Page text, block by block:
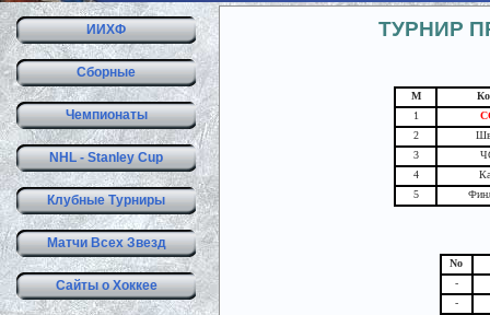
ИИХФ
Сборные
Чемпионаты
NHL - Stanley Cup
Клубные Турниры
Матчи Всех Звезд
Сайты о Хоккее
ТУРНИР
М
1
2
3
4
5
No
-
-